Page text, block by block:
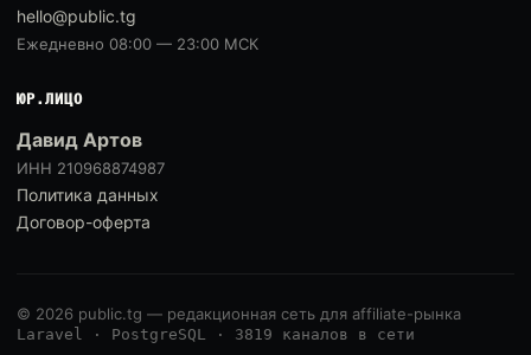
hello@public.tg
Ежедневно 08:00 — 23:00 МСК
ЮР.ЛИЦО
Давид Артов
ИНН 210968874987
Политика данных
Договор-оферта
© 2026 public.tg — редакционная сеть для affiliate-рынка
Laravel · PostgreSQL · 3819 каналов в сети